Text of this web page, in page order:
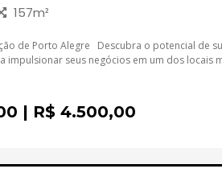
157m²
de Porto Alegre Descubra o potencial de
impulsionar seus negócios em um dos locais
| R$ 4.500,00